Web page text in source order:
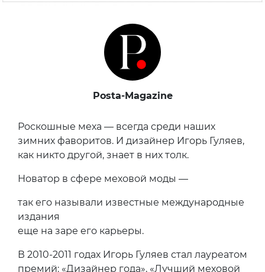
Posta-Magazine
Роскошные меха — всегда среди наших
зимних фаворитов. И дизайнер Игорь Гуляев,
как никто другой, знает в них толк.
Новатор в сфере меховой моды —
так его называли известные международные
издания
еще на заре его карьеры.
В 2010-2011 годах Игорь Гуляев стал лауреатом
премий: «Дизайнер года», «Лучший меховой